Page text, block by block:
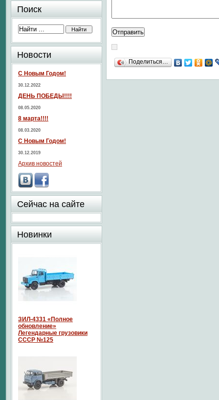
Поделиться…
Поиск
Новости
С Новым Годом!
30.12.2022
ДЕНЬ ПОБЕДЫ!!!!
08.05.2020
8 марта!!!!
08.03.2020
С Новым Годом!
30.12.2019
Архив новостей
Сейчас на сайте
Новинки
ЗИЛ-4331 «Полное
обновление»
Легендарные грузовики
СССР №125